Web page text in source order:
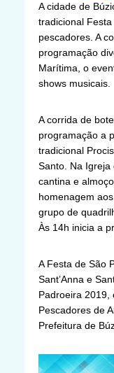
A cidade de
tradicional
pescadores. A
programação
Marítima, o
shows musicais.
A corrida de
programação a
tradicional
Santo. Na Igreja
cantina e
homenagem
grupo de
Às 14h inicia a
A Festa de São
Sant’Anna e
Padroeira 2019,
Pescadores de
Prefeitura de